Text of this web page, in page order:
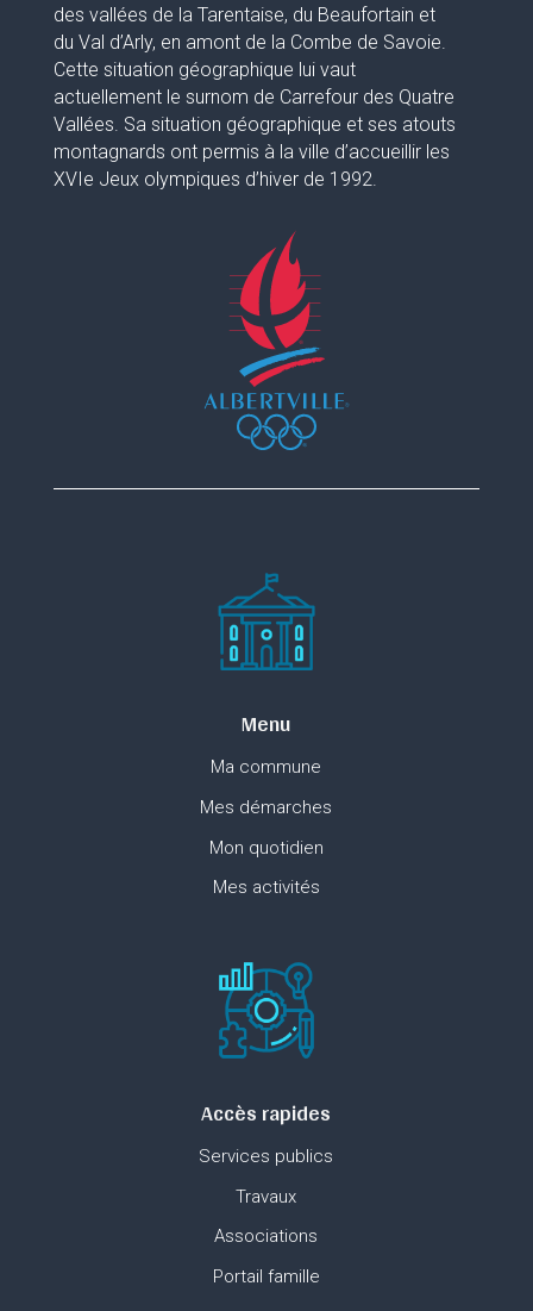
des vallées de la Tarentaise, du Beaufortain et
du Val d’Arly, en amont de la Combe de Savoie.
Cette situation géographique lui vaut
actuellement le surnom de Carrefour des Quatre
Vallées. Sa situation géographique et ses atouts
montagnards ont permis à la ville d’accueillir les
XVIe Jeux olympiques d’hiver de 1992.
Menu
Ma commune
Mes démarches
Mon quotidien
Mes activités
Accès rapides
Services publics
Travaux
Associations
Portail famille